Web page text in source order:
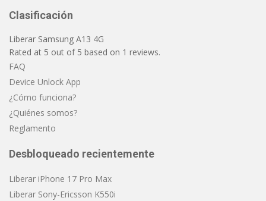
Clasificación
Liberar Samsung A13 4G
Rated at 5 out of 5 based on 1 reviews.
FAQ
Device Unlock App
¿Cómo funciona?
¿Quiénes somos?
Reglamento
Desbloqueado recientemente
Liberar iPhone 17 Pro Max
Liberar Sony-Ericsson K550i